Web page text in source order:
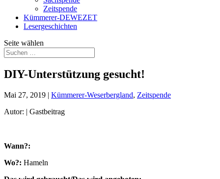
Zeitspende
Kümmerer-DEWEZET
Lesergeschichten
Seite wählen
DIY-Unterstützung gesucht!
Mai 27, 2019 | Kümmerer-Weserbergland, Zeitspende
Autor: | Gastbeitrag
Wann?:
Wo?: Hameln